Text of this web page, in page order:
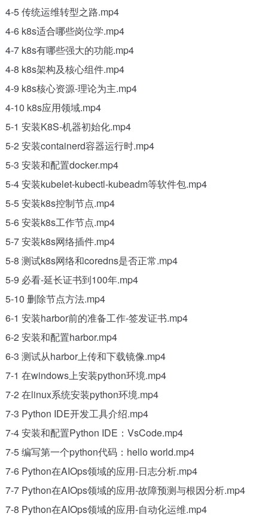
4-5 传统运维转型之路.mp4
4-6 k8s适合哪些岗位学.mp4
4-7 k8s有哪些强大的功能.mp4
4-8 k8s架构及核心组件.mp4
4-9 k8s核心资源-理论为主.mp4
4-10 k8s应用领域.mp4
5-1 安装K8S-机器初始化.mp4
5-2 安装containerd容器运行时.mp4
5-3 安装和配置docker.mp4
5-4 安装kubelet-kubectl-kubeadm等软件包.mp4
5-5 安装k8s控制节点.mp4
5-6 安装k8s工作节点.mp4
5-7 安装k8s网络插件.mp4
5-8 测试k8s网络和coredns是否正常.mp4
5-9 必看-延长证书到100年.mp4
5-10 删除节点方法.mp4
6-1 安装harbor前的准备工作-签发证书.mp4
6-2 安装和配置harbor.mp4
6-3 测试从harbor上传和下载镜像.mp4
7-1 在windows上安装python环境.mp4
7-2 在linux系统安装python环境.mp4
7-3 Python IDE开发工具介绍.mp4
7-4 安装和配置Python IDE：VsCode.mp4
7-5 编写第一个python代码：hello world.mp4
7-6 Python在AIOps领域的应用-日志分析.mp4
7-7 Python在AIOps领域的应用-故障预测与根因分析.mp4
7-8 Python在AIOps领域的应用-自动化运维.mp4